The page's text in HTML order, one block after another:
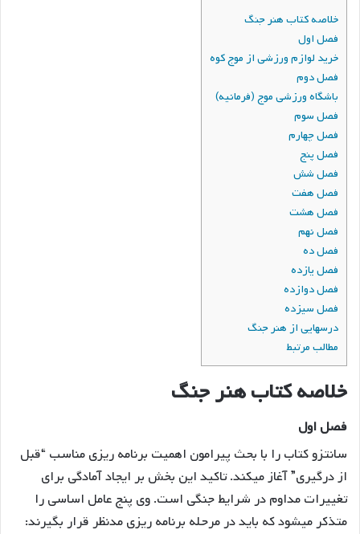
خلاصه کتاب هنر جنگ
فصل اول
خرید لوازم ورزشی از موج کوه
فصل دوم
باشگاه ورزشی موج (فرمانیه)
فصل سوم
فصل چهارم
فصل پنج
فصل شش
فصل هفت
فصل هشت
فصل نهم
فصل ده
فصل یازده
فصل دوازده
فصل سیزده
درسهایی از هنر جنگ
مطالب مرتبط
خلاصه کتاب هنر جنگ
فصل اول
سانتزو کتاب را با بحث پیرامون اهمیت برنامه ریزی مناسب “قبل
از درگیری” آغاز میکند. تاکید این بخش بر ایجاد آمادگی برای
تغییرات مداوم در شرایط جنگی است. وی پنج عامل اساسی را
متذکر میشود که باید در مرحله برنامه ریزی مدنظر قرار بگیرند: